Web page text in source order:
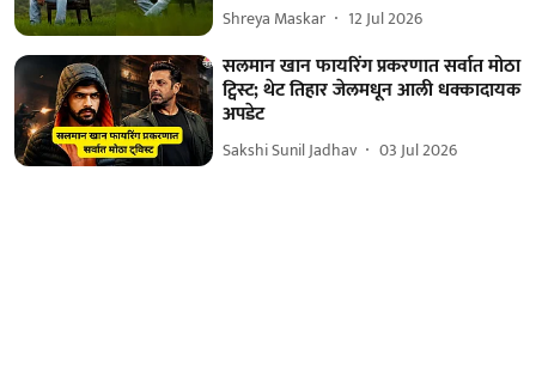
Shreya Maskar 12 Jul 2026
सलमान खान फायरिंग प्रकरणात सर्वात मोठा
ट्विस्ट; थेट तिहार जेलमधून आली धक्कादायक
अपडेट
Sakshi Sunil Jadhav 03 Jul 2026